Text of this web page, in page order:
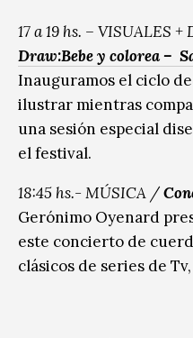
17 a 19 hs. – VISUALES
Draw:Bebe y colorea –
Inauguramos el ciclo
ilustrar mientras
una sesión especial
el festival.
18:45 hs.- MÚSICA /
Gerónimo Oyenard
este concierto de
clásicos de series de